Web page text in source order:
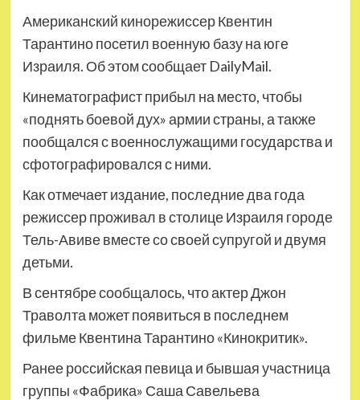
Американский кинорежиссер Квентин
Тарантино посетил военную базу на юге
Израиля. Об этом сообщает DailyMail.
Кинематографист прибыл на место, чтобы
«поднять боевой дух» армии страны, а также
пообщался с военнослужащими государства и
сфотографировался с ними.
Как отмечает издание, последние два года
режиссер проживал в столице Израиля городе
Тель-Авиве вместе со своей супругой и двумя
детьми.
В сентябре сообщалось, что актер Джон
Траволта может появиться в последнем
фильме Квентина Тарантино «Кинокритик».
Ранее российская певица и бывшая участница
группы «Фабрика» Саша Савельева